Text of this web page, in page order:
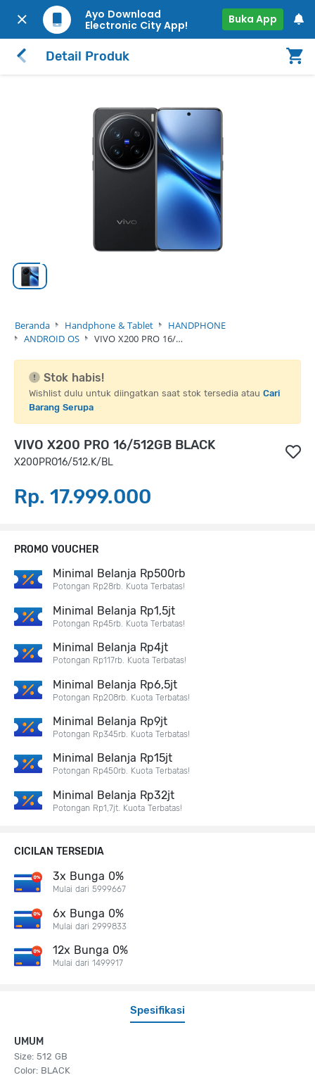
Ayo Download
Electronic City App!
Buka App
Detail Produk
Beranda Handphone & Tablet
HANDPHONE
ANDROID OS
VIVO X200 PRO 16/…
Stok habis!
Wishlist dulu untuk diingatkan saat stok tersedia atau Cari
Barang Serupa
VIVO X200 PRO 16/512GB BLACK
X200PRO16/512.K/BL
Rp. 17.999.000
Spesifikasi
UMUM
Size: 512 GB
Color: BLACK
PROMO VOUCHER
Minimal Belanja Rp500rb
Potongan Rp28rb. Kuota Terbatas!
Minimal Belanja Rp1,5jt
Potongan Rp45rb. Kuota Terbatas!
Minimal Belanja Rp4jt
Potongan Rp117rb. Kuota Terbatas!
Minimal Belanja Rp6,5jt
Potongan Rp208rb. Kuota Terbatas!
Minimal Belanja Rp9jt
Potongan Rp345rb. Kuota Terbatas!
Minimal Belanja Rp15jt
Potongan Rp450rb. Kuota Terbatas!
Minimal Belanja Rp32jt
Potongan Rp1,7jt. Kuota Terbatas!
CICILAN TERSEDIA
3x Bunga 0%
Mulai dari 5999667
6x Bunga 0%
Mulai dari 2999833
12x Bunga 0%
Mulai dari 1499917